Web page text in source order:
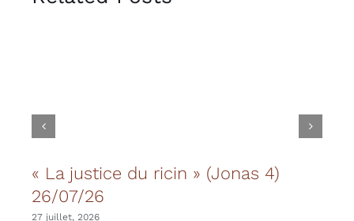
« La justice du ricin » (Jonas 4)
26/07/26
27 juillet, 2026